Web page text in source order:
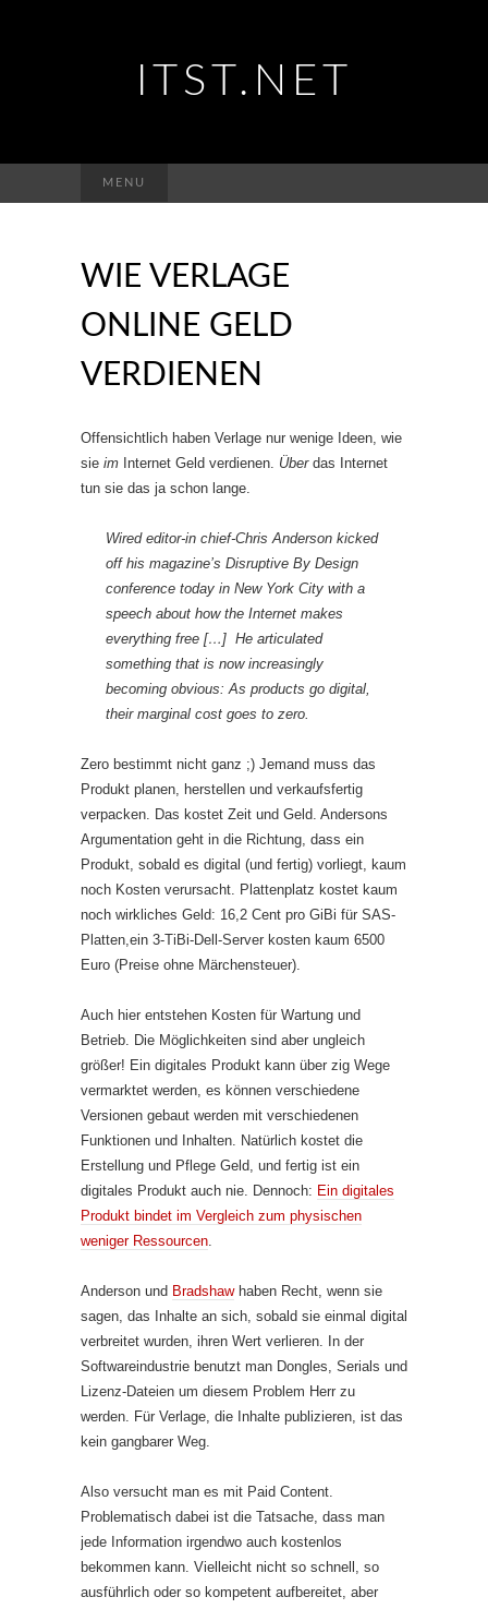
ITST.NET
MENU
nach:
WIE VERLAGE
ONLINE GELD
VERDIENEN
Offensichtlich haben Verlage nur wenige Ideen, wie
sie im Internet Geld verdienen. Über das Internet
tun sie das ja schon lange.
Wirededitor-in chief-Chris Anderson kicked
off his magazine’s Disruptive By Design
conference today in New York City with a
speech about how the Internet makes
everything free […] He articulated
something that is now increasingly
becoming obvious: As products go digital,
their marginal cost goes to zero.
Zero bestimmt nicht ganz ;) Jemand muss das
Produkt planen, herstellen und verkaufsfertig
verpacken. Das kostet Zeit und Geld. Andersons
Argumentation geht in die Richtung, dass ein
Produkt, sobald es digital (und fertig) vorliegt, kaum
noch Kosten verursacht. Plattenplatz kostet kaum
noch wirkliches Geld: 16,2 Cent pro GiBi für SAS-
Platten,ein 3-TiBi-Dell-Server kosten kaum 6500
Euro (Preise ohne Märchensteuer).
Auch hier entstehen Kosten für Wartung und
Betrieb. Die Möglichkeiten sind aber ungleich
größer! Ein digitales Produkt kann über zig Wege
vermarktet werden, es können verschiedene
Versionen gebaut werden mit verschiedenen
Funktionen und Inhalten. Natürlich kostet die
Erstellung und Pflege Geld, und fertig ist ein
digitales Produkt auch nie. Dennoch: Ein digitales
Produkt bindet im Vergleich zum physischen
weniger Ressourcen.
Anderson und Bradshawhaben Recht, wenn sie
sagen, das Inhalte an sich, sobald sie einmal digital
verbreitet wurden, ihren Wert verlieren. In der
Softwareindustrie benutzt man Dongles, Serials und
Lizenz-Dateien um diesem Problem Herr zu
werden. Für Verlage, die Inhalte publizieren, ist das
kein gangbarer Weg.
Also versucht man es mit Paid Content.
Problematisch dabei ist die Tatsache, dass man
jede Information irgendwo auch kostenlos
bekommen kann. Vielleicht nicht so schnell, so
ausführlich oder so kompetent aufbereitet, aber